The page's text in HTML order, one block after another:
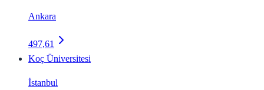
Ankara
497,61
Koç Üniversitesi
İstanbul